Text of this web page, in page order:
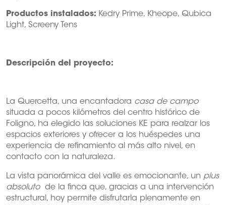
Productos instalados: Kedry Prime, Kheope, Qubica
Light, Screeny Tens
Descripción del proyecto:
La Quercetta, una encantadora casa de campo
situada a pocos kilómetros del centro histórico de
Foligno, ha elegido las soluciones KE para realzar los
espacios exteriores y ofrecer a los huéspedes una
experiencia de refinamiento al más alto nivel, en
contacto con la naturaleza.
La vista panorámica del valle es emocionante, un plus
absoluto de la finca que, gracias a una intervención
estructural, hoy permite disfrutarla plenamente en